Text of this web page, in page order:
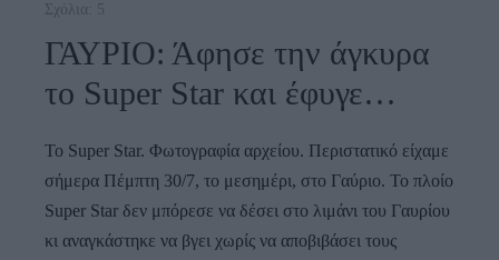
Σχόλια: 5
ΓΑΥΡΙΟ: Άφησε την άγκυρα
το Super Star και έφυγε…
To Super Star. Φωτογραφία αρχείου. Περιστατικό είχαμε
σήμερα Πέμπτη 30/7, το μεσημέρι, στο Γαύριο. Το πλοίο
Super Star δεν μπόρεσε να δέσει στο λιμάνι του Γαυρίου
κι αναγκάστηκε να βγει χωρίς να αποβιβάσει τους